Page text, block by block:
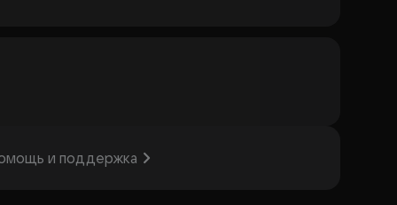
и поддержка